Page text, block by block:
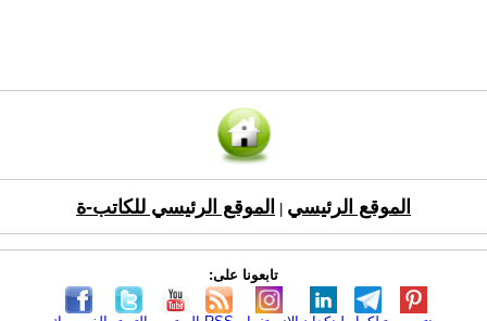
الموقع الرئيسي الموقع الرئيسي للكاتب-ة
تابعونا على: